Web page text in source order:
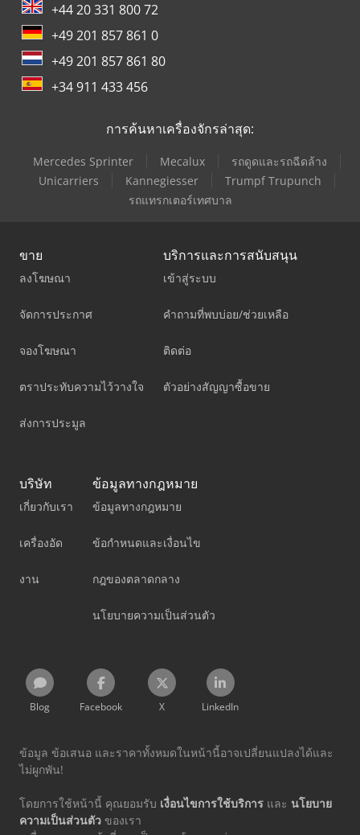
+44 20 331 800 72
+49 201 857 861 0
+49 201 857 861 80
+34 911 433 456
การค้นหาเครื่องจักรล่าสุด:
Mercedes Sprinter Mecalux
รถดูดและรถฉีดล้าง
Unicarriers
Kannegiesser
Trumpf Trupunch
รถแทรกเตอร์เทศบาล
ขาย
ลงโฆษณา
จัดการประกาศ
จองโฆษณา
ตราประทับความไว้วางใจ
ส่งการประมูล
บริการและการสนับสนุน
เข้าสู่ระบบ
คำถามที่พบบ่อย/ช่วยเหลือ
ติดต่อ
ตัวอย่างสัญญาซื้อขาย
บริษัท
เกี่ยวกับเรา
เครื่องอัด
งาน
ข้อมูลทางกฎหมาย
ข้อมูลทางกฎหมาย
ข้อกำหนดและเงื่อนไข
กฎของตลาดกลาง
นโยบายความเป็นส่วนตัว
Blog Facebook X LinkedIn
ข้อมูล ข้อเสนอ และราคาทั้งหมดในหน้านี้อาจเปลี่ยนแปลงได้และ
ไม่ผูกพัน!
โดยการใช้หน้านี้ คุณยอมรับ เงื่อนไขการใช้บริการ และ นโยบาย
ความเป็นส่วนตัว ของเรา